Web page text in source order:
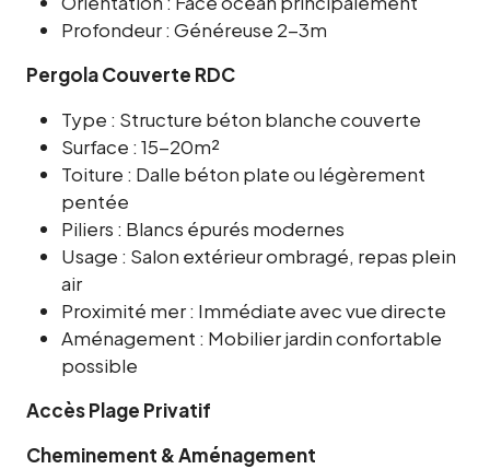
Profondeur : Généreuse 2-3m
Pergola Couverte RDC
Type : Structure béton blanche couverte
Surface : 15-20m²
Toiture : Dalle béton plate ou légèrement
pentée
Piliers : Blancs épurés modernes
Usage : Salon extérieur ombragé, repas plein
air
Proximité mer : Immédiate avec vue directe
Aménagement : Mobilier jardin confortable
possible
Accès Plage Privatif
Cheminement & Aménagement